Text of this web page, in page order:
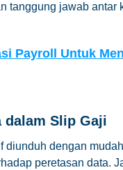
tanggung jawab antar
Payroll Untuk
dalam Slip Gaji
diunduh dengan
peretasan data.